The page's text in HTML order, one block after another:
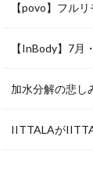
【povo】フル
【InBody】7月
加水分解の悲し
IITTALAが